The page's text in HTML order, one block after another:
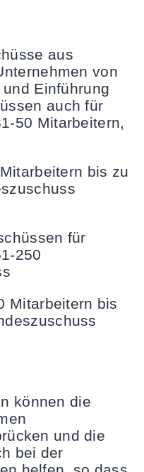
aus
von
Einführung
auch für
50 Mitarbeitern,
bis zu
für
250
Mitarbeitern bis
können die
und die
bei der